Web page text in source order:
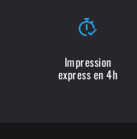
Impression
express en 4h